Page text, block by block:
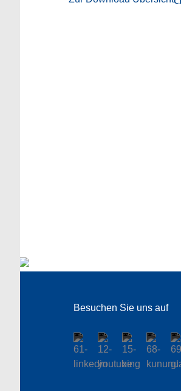
Besuchen Sie uns auf